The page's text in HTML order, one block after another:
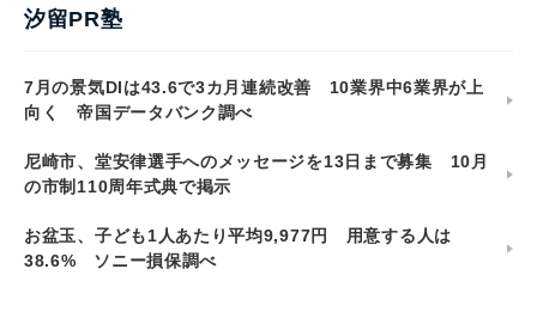
汐留PR塾
7月の景気DIは43.6で3カ月連続改善 10業界中6業界が上
向く 帝国データバンク調べ
尼崎市、堂安律選手へのメッセージを13日まで募集 10月
の市制110周年式典で掲示
お盆玉、子ども1人あたり平均9,977円 用意する人は
38.6% ソニー損保調べ